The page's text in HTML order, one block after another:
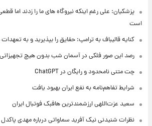
پزشکیان: علی رغم اینکه نیروگاه های ما را زدند اما
است
کنایه قالیباف به ترامپ: حقایق را بپذیرید و به
رصد این صور فلکی در آسمان شب بدون هیچ
چت متنی نامحدود و رایگان در ChatGPT
شرایط تفاهم‌نامه به نفع ایران بهبود یافت
سعید عزت‌اللهی ارزشمندترین هافبک فوتبال ایران
نظرات شنیدنی نیک آفرید سماواتی درباره مهدی پاکدل